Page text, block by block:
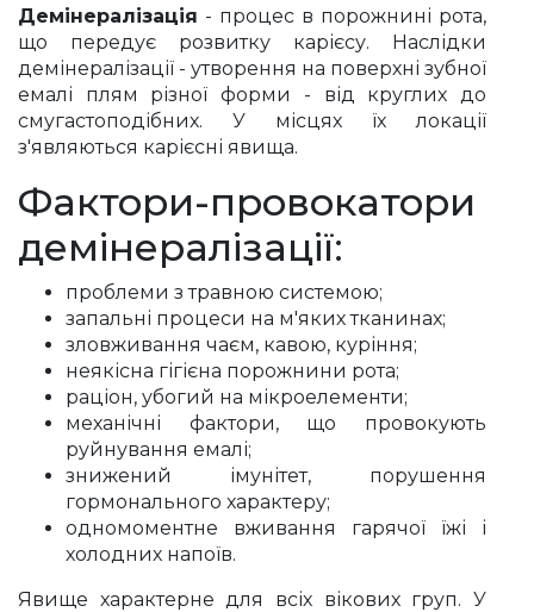
Демінералізація - процес в порожнині рота,
що передує розвитку карієсу. Наслідки
демінералізації - утворення на поверхні зубної
емалі плям різної форми - від круглих до
смугастоподібних. У місцях їх локації
з'являються карієсні явища.
Фактори-провокатори
демінералізації:
проблеми з травною системою;
запальні процеси на м'яких тканинах;
зловживання чаєм, кавою, куріння;
неякісна гігієна порожнини рота;
раціон, убогий на мікроелементи;
механічні фактори, що провокують
руйнування емалі;
знижений імунітет, порушення
гормонального характеру;
одномоментне вживання гарячої їжі і
холодних напоїв.
Явище характерне для всіх вікових груп. У